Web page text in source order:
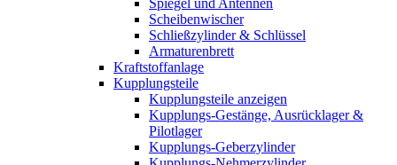
Spiegel und Antennen
Scheibenwischer
Schließzylinder & Schlüssel
Armaturenbrett
Kraftstoffanlage
Kupplungsteile
Kupplungsteile anzeigen
Kupplungs-Gestänge, Ausrücklager &
Pilotlager
Kupplungs-Geberzylinder